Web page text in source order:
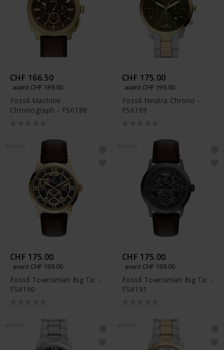
CHF 166.50
avant CHF 189.00
Fossil Machine
Chronograph - FS6188
CHF 175.00
avant CHF 199.00
Fossil Neutra Chrono -
FS6189
CHF 175.00
avant CHF 199.00
Fossil Townsman Big Tic -
FS6190
CHF 175.00
avant CHF 199.00
Fossil Townsman Big Tic -
FS6191